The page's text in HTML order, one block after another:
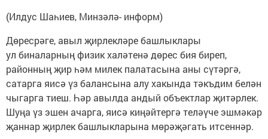
(Илдус Шаһиев, Минзәлә- информ)
Дөресрәге, авыл җирлекләре башлыклары
ул биналарның физик халәтенә дөрес бия биреп,
районның җир һәм милек палатасына аны сүтәргә,
сатарга яисә үз балансына алу хакында тәкъдим белән
чыгарга тиеш. Һәр авылда андый объектлар җитәрлек.
Шуңа үз эшен ачарга, яисә киңәйтергә теләүче эшмәкәр
җаннар җирлек башлыкларына мөрәҗәгать итсеннәр.